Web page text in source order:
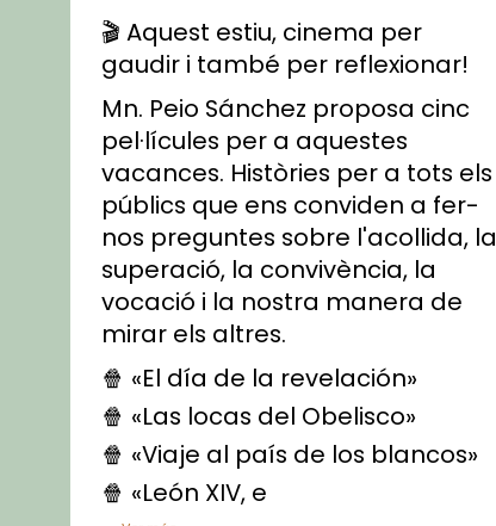
🎬 Aquest estiu, cinema per
gaudir i també per reflexionar!
Mn. Peio Sánchez proposa cinc
pel·lícules per a aquestes
vacances. Històries per a tots els
públics que ens conviden a fer-
nos preguntes sobre l'acollida, la
superació, la convivència, la
vocació i la nostra manera de
mirar els altres.
🍿 «El día de la revelación»
🍿 «Las locas del Obelisco»
🍿 «Viaje al país de los blancos»
🍿 «León XIV, e